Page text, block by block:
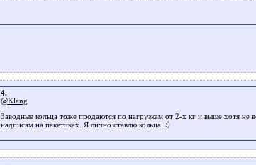
4.
@Klang
Заводные кольца тоже продаются по нагрузкам от 2-х кг и выше хотя не
надписям на пакетиках. Я лично ставлю кольца.